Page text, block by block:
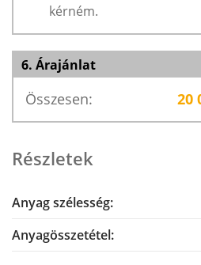
kérném.
6. Árajánlat
Összesen: 20
Részletek
Anyag szélesség:
Anyagösszetétel: